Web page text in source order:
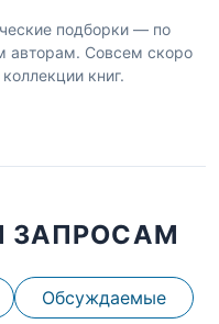
подборки — по
Совсем скоро
книг.
ЗАПРОСАМ
Обсуждаемые